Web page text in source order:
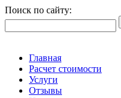
Поиск по сайту:
Главная
Расчет стоимости
Услуги
Отзывы